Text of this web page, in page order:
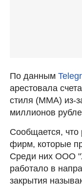
По данным
арестовала
стиля (MMA) из-
миллионов
Сообщается,
фирм, которые
Среди них ООО
работало в
закрытия